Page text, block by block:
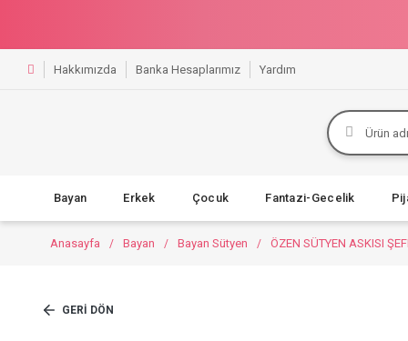
Hakkımızda Banka Hesaplarımız Yardım
Bayan Erkek Çocuk Fantazi-Gecelik
Anasayfa Bayan Bayan Sütyen ÖZEN SÜTYEN ASKISI
GERI DÖN